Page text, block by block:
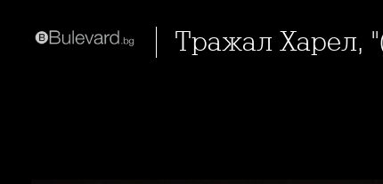
Тражал